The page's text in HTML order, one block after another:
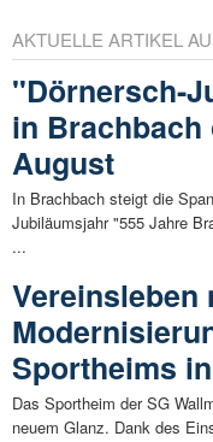
AKTUELLE ARTIKEL
"Dörnersch-
in Brachbach
August
In Brachbach steigt die
Jubiläumsjahr "555 Jahre
...
Vereinsleben
Sportheims
Das Sportheim der SG
neuem Glanz. Dank des